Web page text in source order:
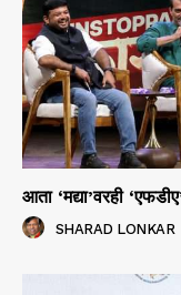
आता ‘मद्या’वरही
SHARAD LONKAR